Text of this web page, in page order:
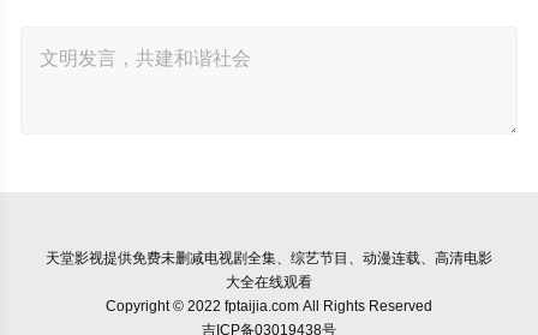
天堂影视提供免费未删减电视剧全集、综艺节目、动漫连载、高清电影
大全在线观看
Copyright © 2022 fptaijia.com All Rights Reserved
吉ICP备03019438号